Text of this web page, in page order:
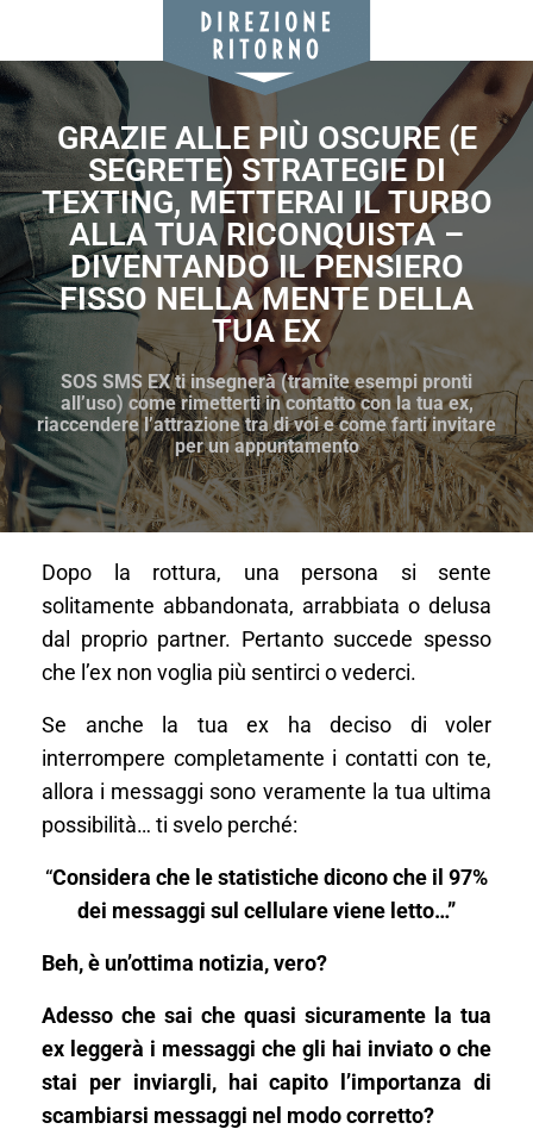
GRAZIE ALLE PIÙ OSCURE (E
SEGRETE) STRATEGIE DI
TEXTING, METTERAI IL TURBO
ALLA TUA RICONQUISTA –
DIVENTANDO IL PENSIERO
FISSO NELLA MENTE DELLA
TUA EX
SOS SMS EX ti insegnerà (tramite esempi pronti
all’uso) come rimetterti in contatto con la tua ex,
riaccendere l’attrazione tra di voi e come farti invitare
per un appuntamento
Dopo la rottura, una persona si sente
solitamente abbandonata, arrabbiata o delusa
dal proprio partner. Pertanto succede spesso
che l’ex non voglia più sentirci o vederci.
Se anche la tua ex ha deciso di voler
interrompere completamente i contatti con te,
allora i messaggi sono veramente la tua ultima
possibilità… ti svelo perché:
“Considera che le statistiche dicono che il 97%
dei messaggi sul cellulare viene letto…”
Beh, è un’ottima notizia, vero?
Adesso che sai che quasi sicuramente la tua
ex leggerà i messaggi che gli hai inviato o che
stai per inviargli, hai capito l’importanza di
scambiarsi messaggi nel modo corretto?